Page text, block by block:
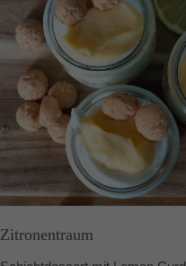
Zitronentraum